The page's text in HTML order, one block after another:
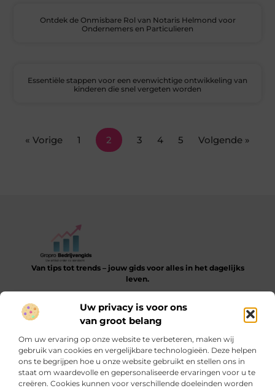
Uw privacy is voor ons
van groot belang
Om uw ervaring op onze website te verbeteren, maken wij
gebruik van cookies en vergelijkbare technologieën. Deze helpen
ons te begrijpen hoe u onze website gebruikt en stellen ons in
staat om waardevolle en gepersonaliseerde ervaringen voor u te
creëren. Cookies kunnen voor verschillende doeleinden worden
Ontdek de Onmisbare Rol van Notaris Helmond voor
Ondernemers en Particulieren
Essentiële stappen voor een evenwichtige ontwikkeling van
kinderen die snel vergeten worden
« Vorige 1 2 3 4 5 Volgende »
Van tips tot trends – jouw gids voor alles in het dagelijks
leven.
helpen bij het ontdekken, leren en verbeteren van je dagelijkse
routine.
Bericht categorie